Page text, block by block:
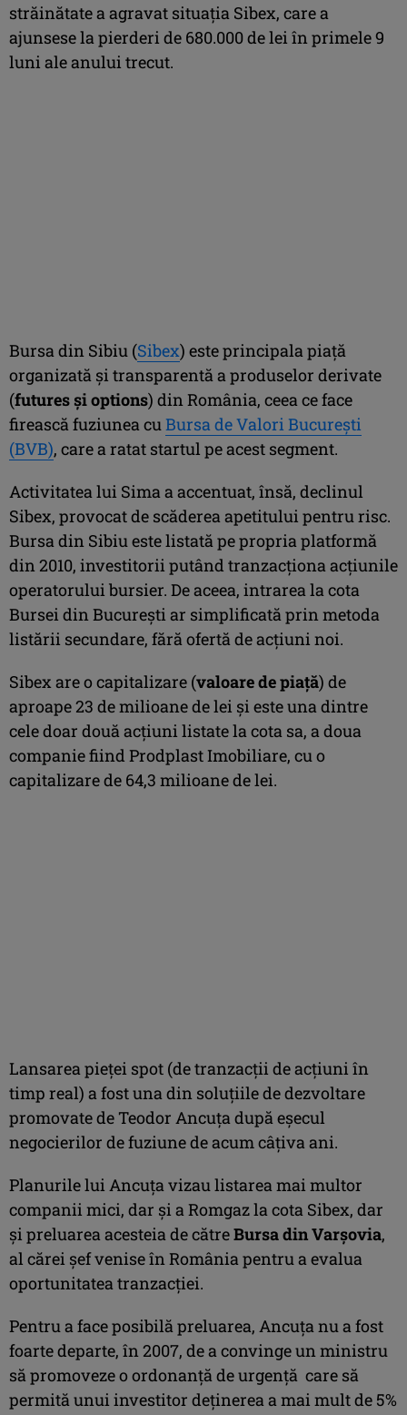
străinătate a agravat situaţia Sibex, care a
ajunsese la pierderi de 680.000 de lei în primele 9
luni ale anului trecut.
Bursa din Sibiu (Sibex) este principala piaţă
organizată şi transparentă a produselor derivate
(futures şi options) din România, ceea ce face
firească fuziunea cuBursa de Valori Bucureşti
(BVB), care a ratat startul pe acest segment.
Activitatea lui Sima a accentuat, însă, declinul
Sibex, provocat de scăderea apetitului pentru risc.
Bursa din Sibiu este listată pe propria platformă
din 2010, investitorii putând tranzacţiona acţiunile
operatorului bursier. De aceea, intrarea la cota
Bursei din Bucureşti ar simplificată prin metoda
listării secundare, fără ofertă de acţiuni noi.
Sibex are o capitalizare (valoare de piaţă) de
aproape 23 de milioane de lei şi este una dintre
cele doar două acţiuni listate la cota sa, a doua
companie fiind Prodplast Imobiliare, cu o
capitalizare de 64,3 milioane de lei.
Lansarea pieţei spot (de tranzacţii de acţiuni în
timp real) a fost una din soluţiile de dezvoltare
promovate de Teodor Ancuţa după eşecul
negocierilor de fuziune de acum câţiva ani.
Planurile lui Ancuţa vizau listarea mai multor
companii mici, dar şi a Romgaz la cota Sibex, dar
şi preluarea acesteia de cătreBursa din Varşovia,
al cărei şef venise în România pentru a evalua
oportunitatea tranzacţiei.
Pentru a face posibilă preluarea, Ancuţa nu a fost
foarte departe, în 2007, de a convinge un ministru
să promoveze o ordonanţă de urgenţă care să
permită unui investitor deţinerea a mai mult de 5%